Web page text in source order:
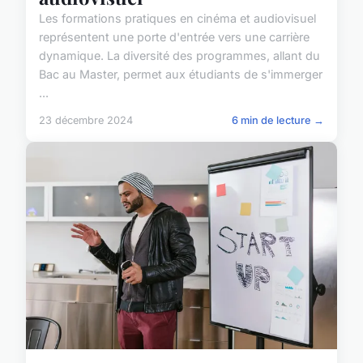
Les formations pratiques en cinéma et audiovisuel
représentent une porte d'entrée vers une carrière
dynamique. La diversité des programmes, allant du
Bac au Master, permet aux étudiants de s'immerger
...
23 décembre 2024 6 min de lecture →